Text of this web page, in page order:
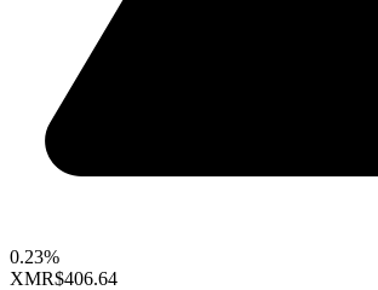
0.23%
XMR$406.64